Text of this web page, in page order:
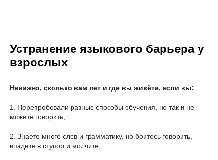
Устранение языкового барьера у
взрослых
Неважно, сколько вам лет и где вы живёте, если вы:
1. Перепробовали разные способы обучения, но так и не
можете говорить;
2. Знаете много слов и грамматику, но боитесь говорить,
впадете в ступор и молчите;